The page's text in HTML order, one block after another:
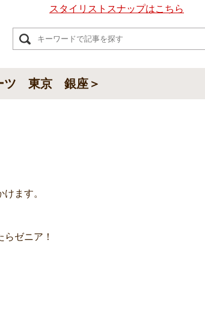
スタイリストスナップはこちら
ツ 東京 銀座＞
ます。
ゼニア！